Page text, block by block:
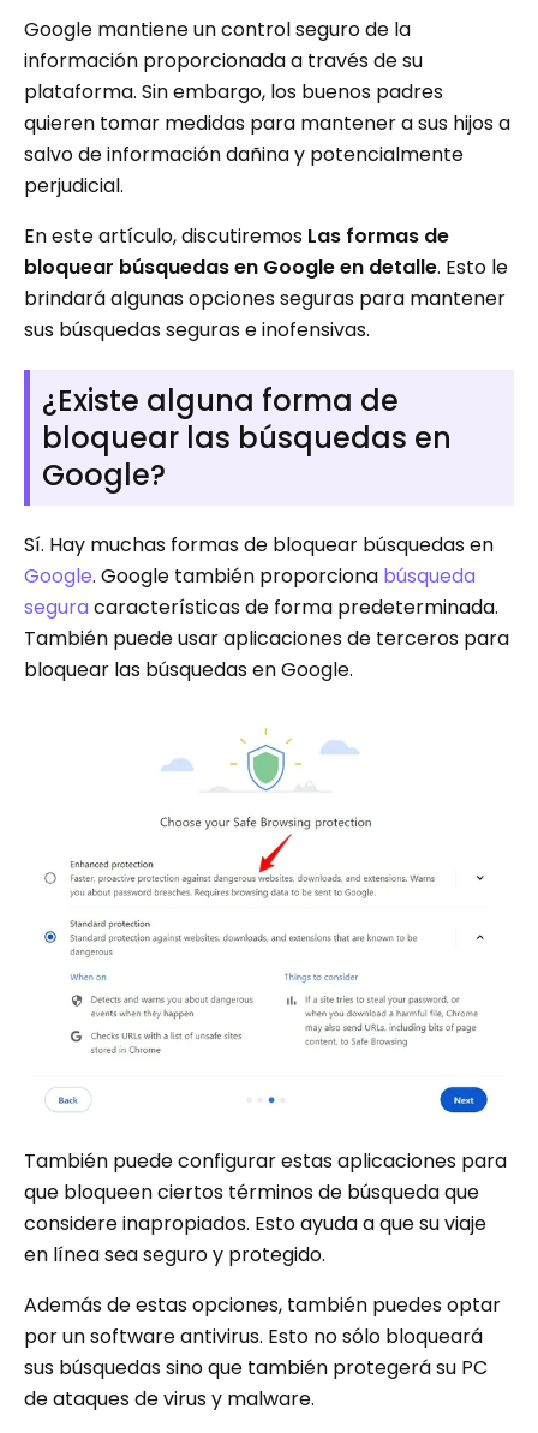
Google mantiene un control seguro de la
información proporcionada a través de su
plataforma. Sin embargo, los buenos padres
quieren tomar medidas para mantener a sus hijos a
salvo de información dañina y potencialmente
perjudicial.
En este artículo, discutiremos Las formas de
bloquear búsquedas en Google en detalle. Esto le
brindará algunas opciones seguras para mantener
sus búsquedas seguras e inofensivas.
¿Existe alguna forma de
bloquear las búsquedas en
Google?
Sí. Hay muchas formas de bloquear búsquedas en
Google. Google también proporciona búsqueda
segura características de forma predeterminada.
También puede usar aplicaciones de terceros para
bloquear las búsquedas en Google.
También puede configurar estas aplicaciones para
que bloqueen ciertos términos de búsqueda que
considere inapropiados. Esto ayuda a que su viaje
en línea sea seguro y protegido.
Además de estas opciones, también puedes optar
por un software antivirus. Esto no sólo bloqueará
sus búsquedas sino que también protegerá su PC
de ataques de virus y malware.